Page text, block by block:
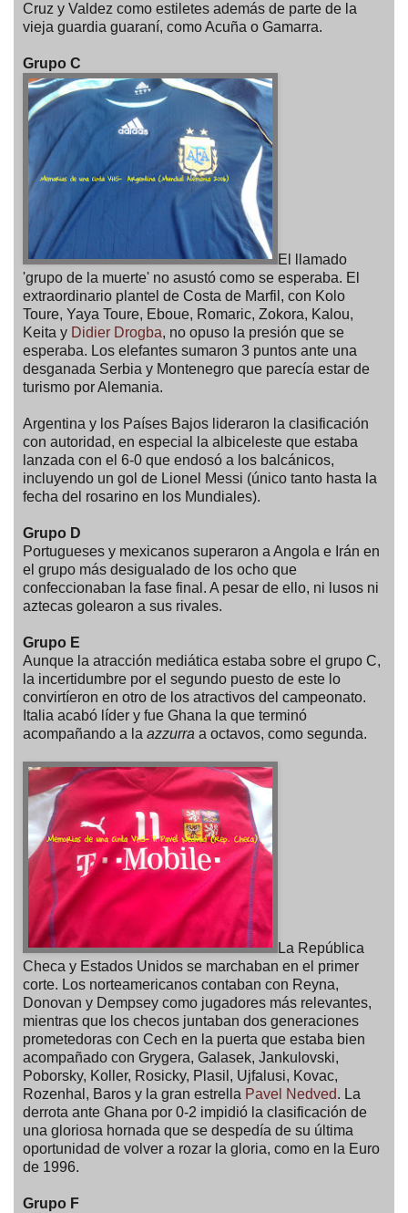
Cruz y Valdez como estiletes además de parte de la
vieja guardia guaraní, como Acuña o Gamarra.
Grupo C
El llamado
'grupo de la muerte' no asustó como se esperaba. El
extraordinario plantel de Costa de Marfil, con Kolo
Toure, Yaya Toure, Eboue, Romaric, Zokora, Kalou,
Keita y Didier Drogba, no opuso la presión que se
esperaba. Los elefantes sumaron 3 puntos ante una
desganada Serbia y Montenegro que parecía estar de
turismo por Alemania.
Argentina y los Países Bajos lideraron la clasificación
con autoridad, en especial la albiceleste que estaba
lanzada con el 6-0 que endosó a los balcánicos,
incluyendo un gol de Lionel Messi (único tanto hasta la
fecha del rosarino en los Mundiales).
Grupo D
Portugueses y mexicanos superaron a Angola e Irán en
el grupo más desigualado de los ocho que
confeccionaban la fase final. A pesar de ello, ni lusos ni
aztecas golearon a sus rivales.
Grupo E
Aunque la atracción mediática estaba sobre el grupo C,
la incertidumbre por el segundo puesto de este lo
convirtíeron en otro de los atractivos del campeonato.
Italia acabó líder y fue Ghana la que terminó
acompañando a la azzurra a octavos, como segunda.
La República
Checa y Estados Unidos se marchaban en el primer
corte. Los norteamericanos contaban con Reyna,
Donovan y Dempsey como jugadores más relevantes,
mientras que los checos juntaban dos generaciones
prometedoras con Cech en la puerta que estaba bien
acompañado con Grygera, Galasek, Jankulovski,
Poborsky, Koller, Rosicky, Plasil, Ujfalusi, Kovac,
Rozenhal, Baros y la gran estrella Pavel Nedved. La
derrota ante Ghana por 0-2 impidió la clasificación de
una gloriosa hornada que se despedía de su última
oportunidad de volver a rozar la gloria, como en la Euro
de 1996.
Grupo F